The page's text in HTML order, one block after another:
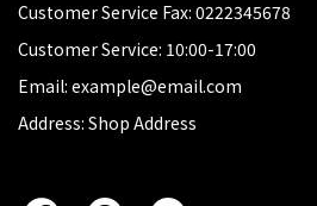
Customer Service Fax: 0222345678
Customer Service: 10:00-17:00
Email: example@email.com
Address: Shop Address